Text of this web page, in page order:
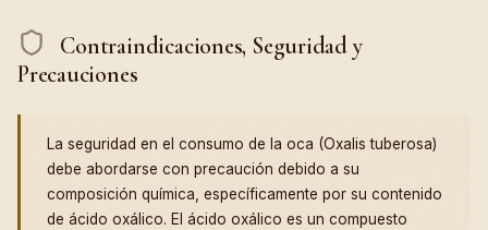
Contraindicaciones, Seguridad y
Precauciones
La seguridad en el consumo de la oca (Oxalis tuberosa)
debe abordarse con precaución debido a su
composición química, específicamente por su contenido
de ácido oxálico. El ácido oxálico es un compuesto